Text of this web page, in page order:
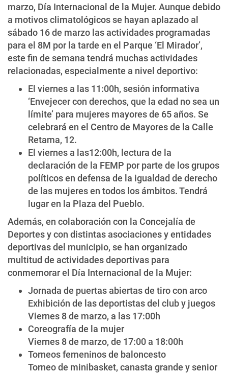
marzo, Día Internacional de la Mujer. Aunque debido
a motivos climatológicos se hayan aplazado al
sábado 16 de marzo las actividades programadas
para el 8M por la tarde en el Parque ‘El Mirador’,
este fin de semana tendrá muchas actividades
relacionadas, especialmente a nivel deportivo:
El viernes a las 11:00h, sesión informativa
‘Envejecer con derechos, que la edad no sea un
límite’ para mujeres mayores de 65 años. Se
celebrará en el Centro de Mayores de la Calle
Retama, 12.
El viernes a las12:00h, lectura de la
declaración de la FEMP por parte de los grupos
políticos en defensa de la igualdad de derecho
de las mujeres en todos los ámbitos. Tendrá
lugar en la Plaza del Pueblo.
Además, en colaboración con la Concejalía de
Deportes y con distintas asociaciones y entidades
deportivas del municipio, se han organizado
multitud de actividades deportivas para
conmemorar el Día Internacional de la Mujer:
Jornada de puertas abiertas de tiro con arco
Exhibición de las deportistas del club y juegos
Viernes 8 de marzo, a las 17:00h
Coreografía de la mujer
Viernes 8 de marzo, de 17:00 a 18:00h
Torneos femeninos de baloncesto
Torneo de minibasket, canasta grande y senior